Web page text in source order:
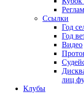
Ссылки
Год
Год
Видео
лиц
Клубы